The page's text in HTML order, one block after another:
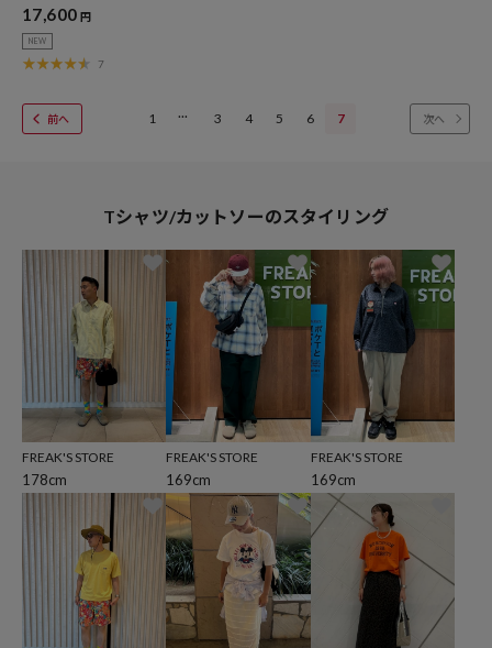
17,600 円
NEW
7
1 3 4 5 6 7
Tシャツ/カットソーのスタイリング
FREAK'S STORE
178cm
FREAK'S STORE
169cm
FREAK'S STORE
169cm